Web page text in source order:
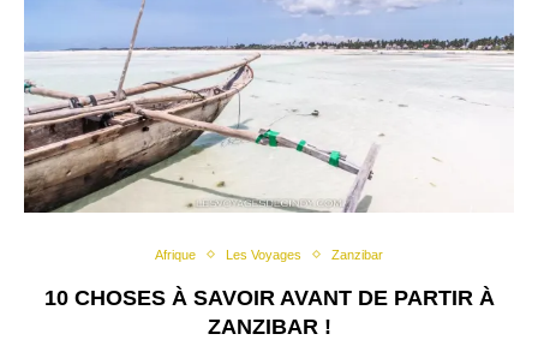
Afrique Les Voyages Zanzibar
10 CHOSES À SAVOIR AVANT DE PARTIR À
ZANZIBAR !